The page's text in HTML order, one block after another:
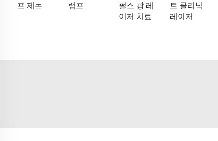
프 제논
램프
펄스 광 레
이저 치료
트 클리닉
레이저